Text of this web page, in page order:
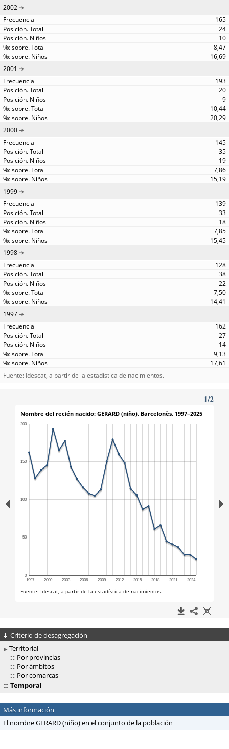
2002
165
24
10
8,47
16,69
2001
193
20
9
10,44
20,29
2000
145
35
19
7,86
15,19
1999
139
33
18
7,85
15,45
1998
128
38
22
7,50
14,41
1997
162
27
14
9,13
17,61
Fuente: Idescat, a partir de la estadística de nacimientos.
Criterio de desagregación
Territorial
Por provincias
Por ámbitos
Por comarcas
Temporal
Más información
El nombre GERARD (niño) en el conjunto de la población